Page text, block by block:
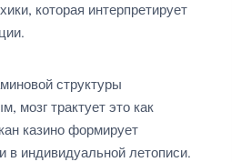
которая интерпретирует
структуры
мозг трактует это как
казино формирует
в индивидуальной летописи.